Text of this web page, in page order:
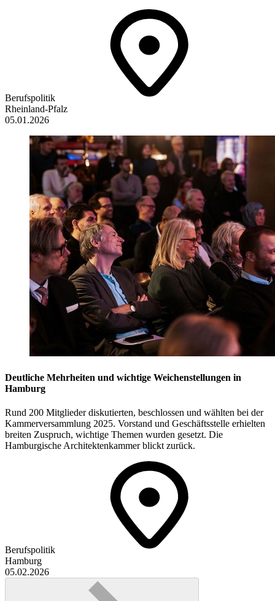
Berufspolitik
Rheinland-Pfalz
05.01.2026
Deutliche Mehrheiten und wichtige Weichenstellungen in
Hamburg
Rund 200 Mitglieder diskutierten, beschlossen und wählten bei der
Kammerversammlung 2025. Vorstand und Geschäftsstelle erhielten
breiten Zuspruch, wichtige Themen wurden gesetzt. Die
Hamburgische Architektenkammer blickt zurück.
Berufspolitik
Hamburg
05.02.2026